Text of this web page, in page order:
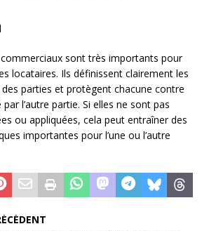
sont très importants pour
locataires. Ils définissent clairement les
parties et protègent chacune contre
l’autre partie. Si elles ne sont pas
ou appliquées, cela peut entraîner des
importantes pour l’une ou l’autre